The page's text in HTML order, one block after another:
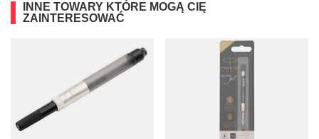
INNE TOWARY KTÓRE MOGĄ CIĘ
ZAINTERESOWAĆ